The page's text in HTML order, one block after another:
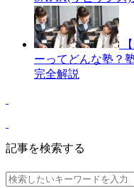
ーってどんな塾？
完全解説
記事を検索する